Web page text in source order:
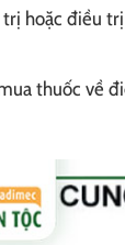
hoặc điều
thuốc về